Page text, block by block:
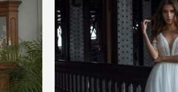
1.300,00